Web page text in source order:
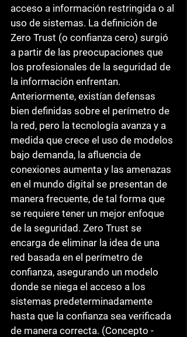
acceso a información restringida o al
uso de sistemas. La definición de
Zero Trust (o confianza cero) surgió
a partir de las preocupaciones que
los profesionales de la seguridad de
la información enfrentan.
Anteriormente, existían defensas
bien definidas sobre el perímetro de
la red, pero la tecnología avanza y a
medida que crece el uso de modelos
bajo demanda, la afluencia de
conexiones aumenta y las amenazas
en el mundo digital se presentan de
manera frecuente, de tal forma que
se requiere tener un mejor enfoque
de la seguridad. Zero Trust se
encarga de eliminar la idea de una
red basada en el perímetro de
confianza, asegurando un modelo
donde se niega el acceso a los
sistemas predeterminadamente
hasta que la confianza sea verificada
de manera correcta. (Concepto -